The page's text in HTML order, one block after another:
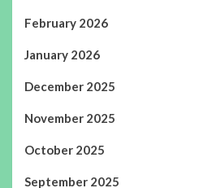
February 2026
January 2026
December 2025
November 2025
October 2025
September 2025